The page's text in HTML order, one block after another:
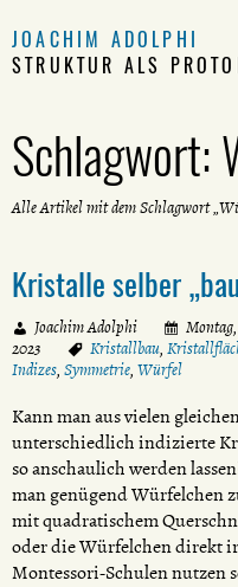
JOACHIM ADOLPHI
STRUKTUR ALS
Schlagwort:
Alle Artikel mit dem Schlagwort
Kristalle selber
Joachim Adolphi
2023
Kristallbau,
Indizes, Symmetrie, Würfel
Kann man aus vielen
unterschiedlich indizierte
so anschaulich werden
man genügend Würfelchen
mit quadratischem
oder die Würfelchen direkt
Montessori-Schulen nutzen